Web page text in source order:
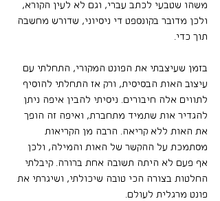
משהו שטבעי לכתב עברי, וגם לא לעין הקורא,
ולכן מדובר בקונספט די ניסיוני, שדורש מחשבה
תוך כדי.
בזמן שעיצבתי את הפונט המקורי, התחלתי עם
עיצוב האות הבסיסית, ורק אז התחלתי להוסיף
לתווים אלה חיבורים. ניסיתי להבין איפה ניתן
להגדיר אות שתמיד מתחברת, ואיפה זה הופך
את האות ללא קריאה. הרבה מן הקריאות
מסתמכת על ההקשר של האות והמילה, ולכן
אף פעם לא היתה תשובה אחת ברורה. קיבלתי
החלטות בצורה הכי טובה שיכולתי, ושיגרתי את
פונט מרגלית לעולם.